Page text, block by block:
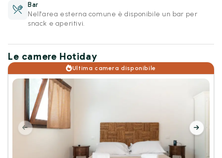
Bar
Nell'area esterna comune è disponibile un bar per
snack e aperitivi.
Le camere Hotiday
Ultima camera disponibile